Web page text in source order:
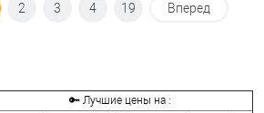
2 3 4 19 Вперед
🔑 Лучшие цены на :